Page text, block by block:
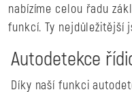
nabízíme celou řadu
funkcí. Ty nejdůležitější
Autodetekce
Díky naší funkci